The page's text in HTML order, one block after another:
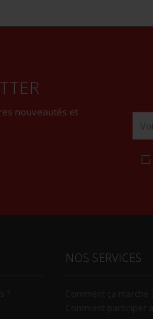
nouveautés et
NOS SERVICES